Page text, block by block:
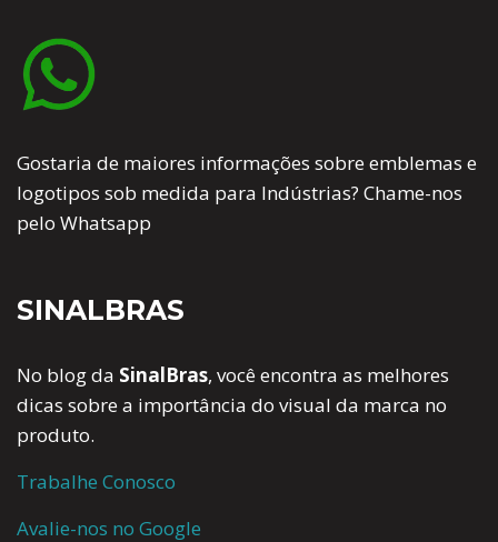
Gostaria de maiores informações sobre emblemas e
logotipos sob medida para Indústrias? Chame-nos
pelo Whatsapp
SINALBRAS
No blog da SinalBras, você encontra as melhores
dicas sobre a importância do visual da marca no
produto.
Trabalhe Conosco
Avalie-nos no Google